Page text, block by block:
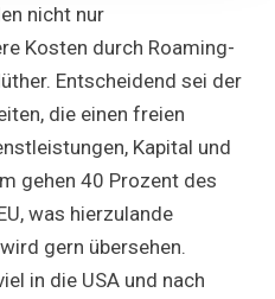
Tour
nicht nur
Kosten durch Roaming-
Entscheidend sei der
die einen freien
Kapital und
gehen 40 Prozent des
was hierzulande
gern übersehen.
in die USA und nach